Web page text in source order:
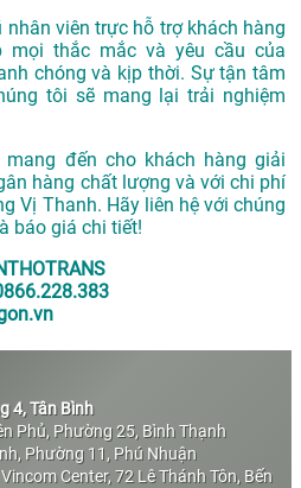
viên trực hỗ trợ khách hàng
thắc mắc và yêu cầu của
chóng và kịp thời. Sự tận tâm
tôi sẽ mang lại trải nghiệm
mang đến cho khách hàng giải
hàng chất lượng và với chi phí
Vị Thanh. Hãy liên hệ với chúng
báo giá chi tiết!
4, Tân Bình
Phủ, Phường 25, Bình Thạnh
Phường 11, Phú Nhuận
Center, 72 Lê Thánh Tôn, Bến